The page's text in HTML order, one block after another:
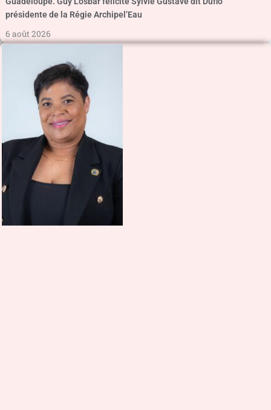
présidente de la Régie Archipel’Eau
6 août 2026